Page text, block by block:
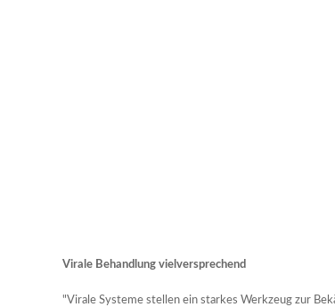
Virale Behandlung vielversprechend
"Virale Systeme stellen ein starkes Werkzeug zur